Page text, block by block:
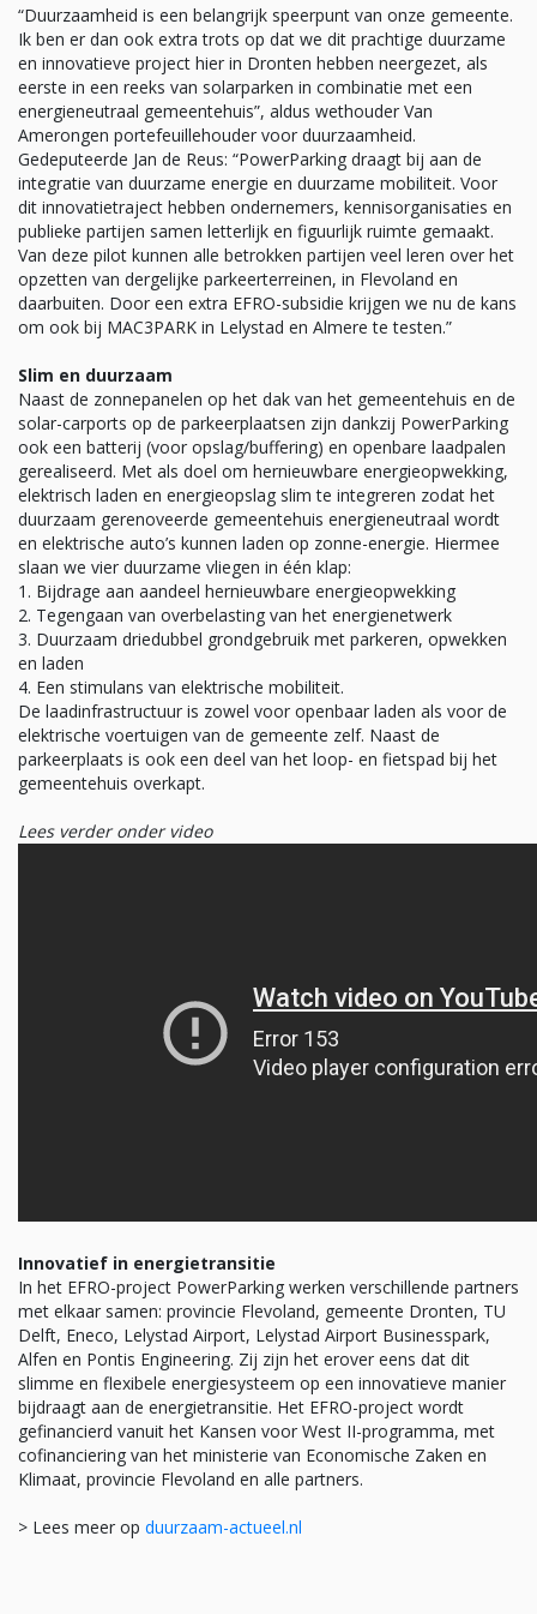
“Duurzaamheid is een belangrijk speerpunt van onze gemeente.
Ik ben er dan ook extra trots op dat we dit prachtige duurzame
en innovatieve project hier in Dronten hebben neergezet, als
eerste in een reeks van solarparken in combinatie met een
energieneutraal gemeentehuis”, aldus wethouder Van
Amerongen portefeuillehouder voor duurzaamheid.
Gedeputeerde Jan de Reus: “PowerParking draagt bij aan de
integratie van duurzame energie en duurzame mobiliteit. Voor
dit innovatietraject hebben ondernemers, kennisorganisaties en
publieke partijen samen letterlijk en figuurlijk ruimte gemaakt.
Van deze pilot kunnen alle betrokken partijen veel leren over het
opzetten van dergelijke parkeerterreinen, in Flevoland en
daarbuiten. Door een extra EFRO-subsidie krijgen we nu de kans
om ook bij MAC3PARK in Lelystad en Almere te testen.”
Slim en duurzaam
Naast de zonnepanelen op het dak van het gemeentehuis en de
solar-carports op de parkeerplaatsen zijn dankzij PowerParking
ook een batterij (voor opslag/buffering) en openbare laadpalen
gerealiseerd. Met als doel om hernieuwbare energieopwekking,
elektrisch laden en energieopslag slim te integreren zodat het
duurzaam gerenoveerde gemeentehuis energieneutraal wordt
en elektrische auto’s kunnen laden op zonne-energie. Hiermee
slaan we vier duurzame vliegen in één klap:
1. Bijdrage aan aandeel hernieuwbare energieopwekking
2. Tegengaan van overbelasting van het energienetwerk
3. Duurzaam driedubbel grondgebruik met parkeren, opwekken
en laden
4. Een stimulans van elektrische mobiliteit.
De laadinfrastructuur is zowel voor openbaar laden als voor de
elektrische voertuigen van de gemeente zelf. Naast de
parkeerplaats is ook een deel van het loop- en fietspad bij het
gemeentehuis overkapt.
Lees verder onder video
Innovatief in energietransitie
In het EFRO-project PowerParking werken verschillende partners
met elkaar samen: provincie Flevoland, gemeente Dronten, TU
Delft, Eneco, Lelystad Airport, Lelystad Airport Businesspark,
Alfen en Pontis Engineering. Zij zijn het erover eens dat dit
slimme en flexibele energiesysteem op een innovatieve manier
bijdraagt aan de energietransitie. Het EFRO-project wordt
gefinancierd vanuit het Kansen voor West II-programma, met
cofinanciering van het ministerie van Economische Zaken en
Klimaat, provincie Flevoland en alle partners.
> Lees meer op duurzaam-actueel.nl